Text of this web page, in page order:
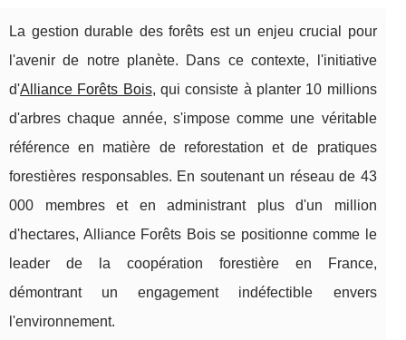
La gestion durable des forêts est un enjeu crucial pour
l'avenir de notre planète. Dans ce contexte, l'initiative
d'Alliance Forêts Bois, qui consiste à planter 10 millions
d'arbres chaque année, s'impose comme une véritable
référence en matière de reforestation et de pratiques
forestières responsables. En soutenant un réseau de 43
000 membres et en administrant plus d'un million
d'hectares, Alliance Forêts Bois se positionne comme le
leader de la coopération forestière en France,
démontrant un engagement indéfectible envers
l'environnement.